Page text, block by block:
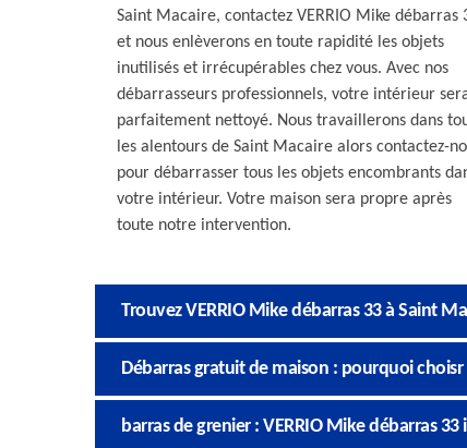
Saint Macaire, contactez VERRIO Mike débarras
et nous enlèverons en toute rapidité les objets
inutilisés et irrécupérables chez vous. Avec nos
débarrasseurs professionnels, votre intérieur
parfaitement nettoyé. Nous travaillerons dans
les alentours de Saint Macaire alors contactez-
pour débarrasser tous les objets encombrants
votre intérieur. Votre maison sera propre après
toute notre intervention.
Trouvez VERRIO Mike débarras 33 à Saint
Débarras gratuit de maison : pourquoi choisr
barras de grenier : VERRIO Mike débarras